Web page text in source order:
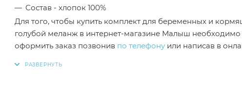
Состав - хлопок 100%
Для того, чтобы купить комплект для беременных и
голубой меланж в интернет-магазине Малыш
оформить заказ позвонив по телефону или написав в